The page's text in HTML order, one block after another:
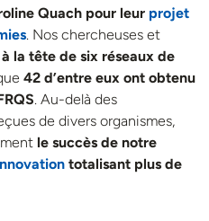
Quach pour leur projet
. Nos chercheuses et
à la tête de six réseaux de
42 d’entre eux ont obtenu
. Au-delà des
de divers organismes,
le succès de notre
totalisant plus de